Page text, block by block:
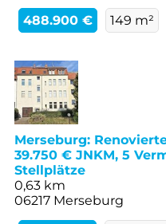
488.900 € 149 m²
Merseburg:
39.750 € JNKM, 5
Stellplätze
0,63 km
06217 Merseburg